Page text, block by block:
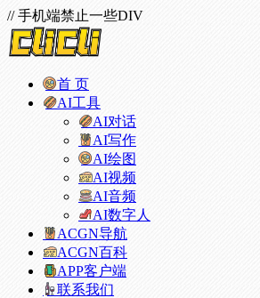
// 手机端禁止一些DIV
首 页
AI工具
AI对话
AI写作
AI绘图
AI视频
AI音频
AI数字人
ACGN导航
ACGN百科
APP客户端
联系我们